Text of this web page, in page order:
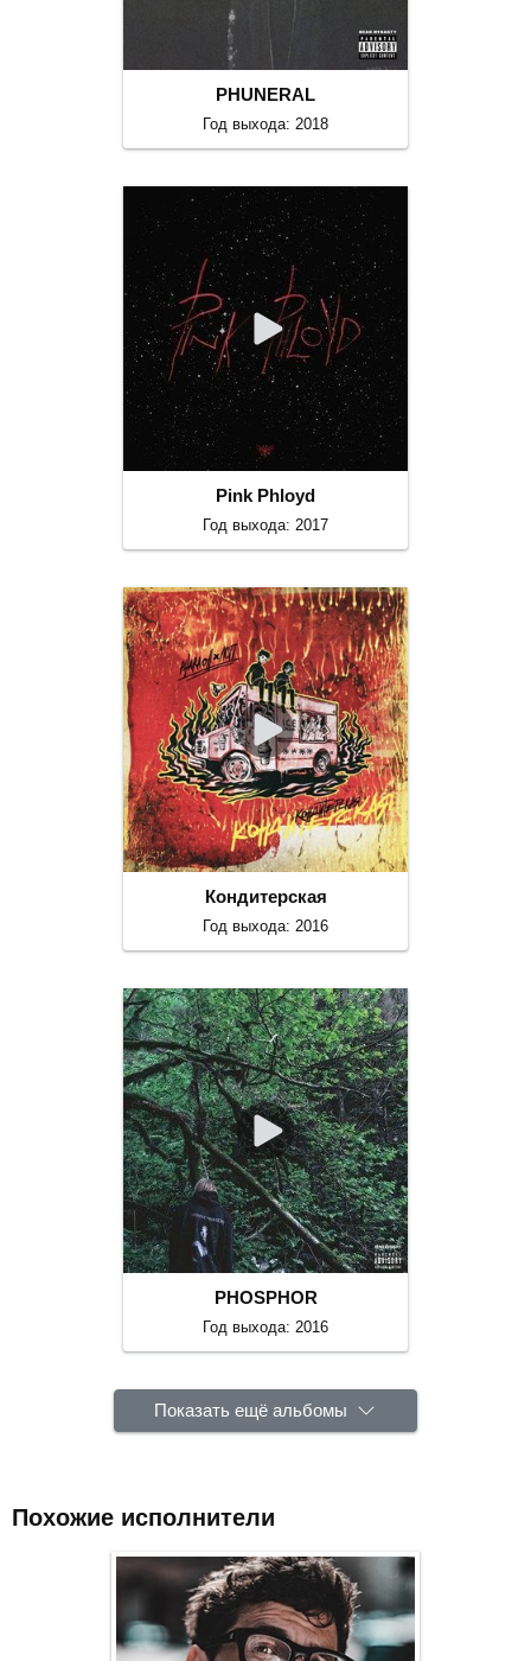
PHUNERAL
Год выхода: 2018
Pink Phloyd
Год выхода: 2017
Кондитерская
Год выхода: 2016
PHOSPHOR
Год выхода: 2016
Показать ещё альбомы
Похожие исполнители